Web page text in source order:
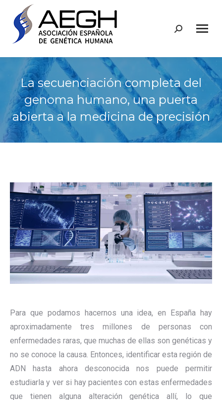
Buscar:
La secuenciación completa del
genoma humano, una puerta
abierta a la medicina de precisión
Para que podamos hacernos una idea, en España hay
aproximadamente tres millones de personas con
enfermedades raras, que muchas de ellas son genéticas y
no se conoce la causa. Entonces, identificar esta región de
ADN hasta ahora desconocida nos puede permitir
estudiarla y ver si hay pacientes con estas enfermedades
que tienen alguna alteración genética allí, lo que